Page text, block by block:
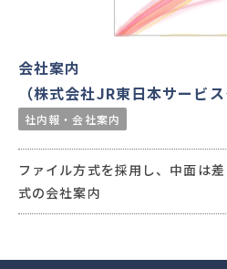
会社案内
（株式会社JR東日本サービ
社内報・会社案内
ファイル方式を採用し、中面は
式の会社案内